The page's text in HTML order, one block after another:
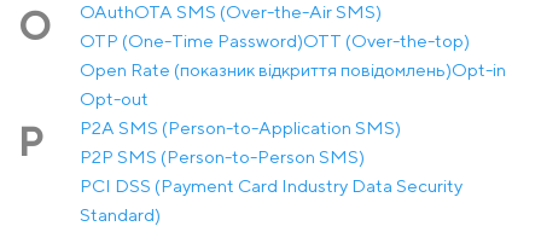
O OAuthOTA SMS (Over-the-Air SMS)
OTP (One-Time Password)OTT (Over-the-top)
Open Rate (показник відкриття повідомлень)Opt-in
Opt-out
P
P2A SMS (Person-to-Application SMS)
P2P SMS (Person-to-Person SMS)
PCI DSS (Payment Card Industry Data Security
Standard)